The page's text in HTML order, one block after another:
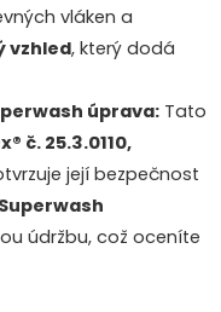
vláken a
vzhled, který dodá
úprava: Tato
č. 25.3.0110,
její bezpečnost
Superwash
údržbu, což oceníte